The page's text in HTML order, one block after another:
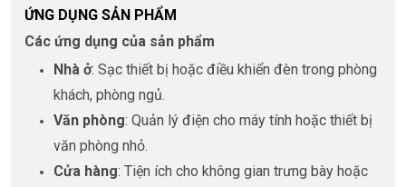
ỨNG DỤNG SẢN PHẨM
Các ứng dụng của sản phẩm
Nhà ở: Sạc thiết bị hoặc điều khiển đèn trong phòng
khách, phòng ngủ.
Văn phòng: Quản lý điện cho máy tính hoặc thiết bị
văn phòng nhỏ.
Cửa hàng: Tiện ích cho không gian trưng bày hoặc